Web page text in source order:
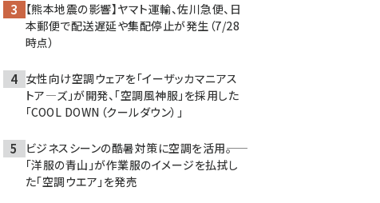
【熊本地震の影響】ヤマト運輸、佐川急便、日
本郵便で配送遅延や集配停止が発生（7/28
時点）
女性向け空調ウェアを「イーザッカマニアス
トア―ズ」が開発、「空調風神服」を採用した
「COOL DOWN（クールダウン）」
ビジネスシーンの酷暑対策に空調を活用――。
「洋服の青山」が作業服のイメージを払拭し
た「空調ウエア」を発売